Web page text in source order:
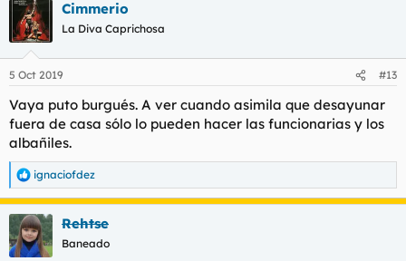
Cimmerio
La Diva Caprichosa
5 Oct 2019 #13
Vaya puto burgués. A ver cuando asimila que desayunar
fuera de casa sólo lo pueden hacer las funcionarias y los
albañiles.
R
e
a
c
c
i
ignaciofdez
Rehtse
Baneado